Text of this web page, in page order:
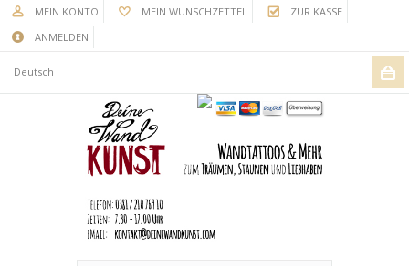
MEIN KONTO MEIN WUNSCHZETTEL
ZUR KASSE
ANMELDEN
Deutsch